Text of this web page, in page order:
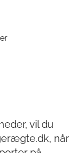
vil du
når